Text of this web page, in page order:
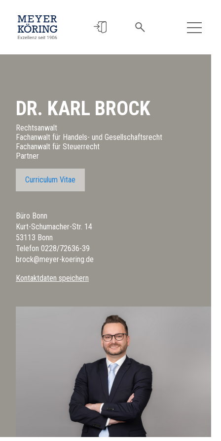
DR. KARL BROCK
Rechtsanwalt
Fachanwalt für Handels- und Gesellschaftsrecht
Fachanwalt für Steuerrecht
Partner
Curriculum Vitae
Büro Bonn
Kurt-Schumacher-Str. 14
53113 Bonn
Telefon 0228/72636-39
brock@meyer-koering.de
Kontaktdaten speichern